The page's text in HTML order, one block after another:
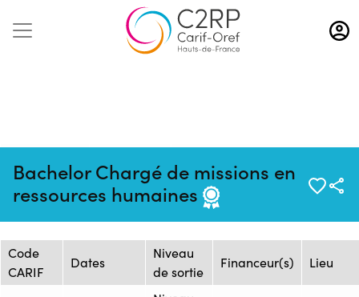
Aller
au
contenu
Bachelor Chargé de missions en
ressources humaines
26/02/2026
26254136F
PAS-DE-CALAIS - Siège
Session de formation
Code
CARIF
Dates
Niveau
de sortie
Financeur(s) Lieu